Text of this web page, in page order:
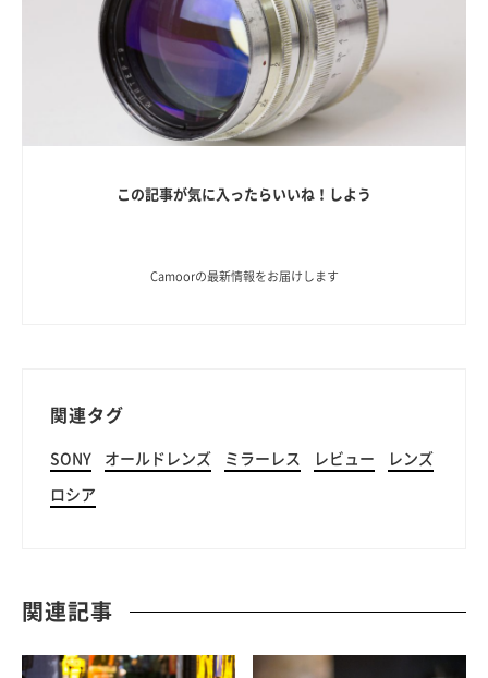
この記事が気に入ったらいいね！しよう
Camoorの最新情報をお届けします
関連タグ
SONY オールドレンズ ミラーレス レビュー レンズ
ロシア
関連記事